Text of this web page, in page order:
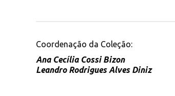
Coordenação da Coleção:
Ana Cecília Cossi Bizon
Leandro Rodrigues Alves Diniz